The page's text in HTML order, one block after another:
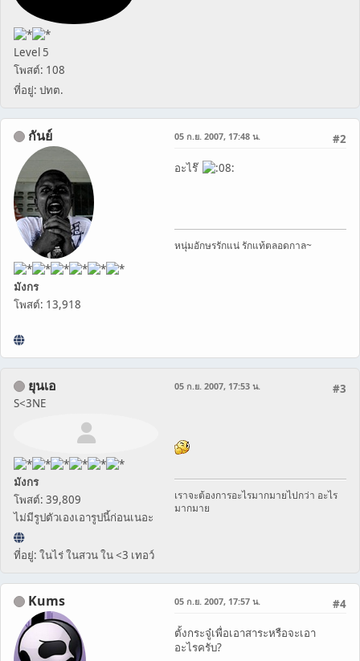
Level 5
โพสต์: 108
ที่อยู่: ปทต.
กันย์
มังกร
โพสต์: 13,918
#2
05 ก.ย. 2007, 17:48 น.
อะไร๊
หนุ่มอักษรรักแน่ รักแท้ตลอดกาล~
ยุนเอ
S<3NE
มังกร
โพสต์: 39,809
ไม่มีรูปตัวเองเอารูปนี้ก่อนเนอะ
ที่อยู่: ในไร่ ในสวน ใน <3 เทอว์
#3
05 ก.ย. 2007, 17:53 น.
เราจะต้องการอะไรมากมายไปกว่า อะไร
มากมาย
Kums #4
05 ก.ย. 2007, 17:57 น.
ตั้งกระจู๋เพื่อเอาสาระหรือจะเอา
อะไรครับ?